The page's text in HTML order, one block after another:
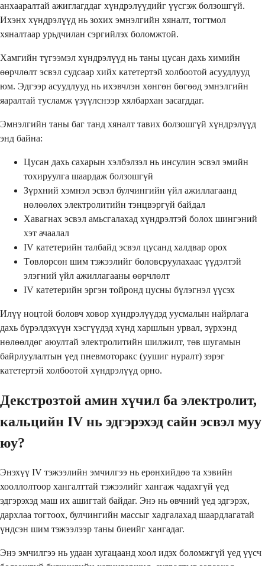
анхааралтай ажиглагддаг хүндрэлүүдийг үүсгэж болзошгүй.
Ихэнх хүндрэлүүд нь зохих эмнэлгийн хяналт, тогтмол
хяналтаар урьдчилан сэргийлэх боломжтой.
Хамгийн түгээмэл хүндрэлүүд нь таны цусан дахь химийн
өөрчлөлт эсвэл судсаар хийх катетертэй холбоотой асуудлууд
юм. Эдгээр асуудлууд нь ихэвчлэн хөнгөн бөгөөд эмнэлгийн
яаралтай тусламж үзүүлснээр хялбархан засагддаг.
Эмнэлгийн таны баг танд хяналт тавих болзошгүй хүндрэлүүд
энд байна:
Цусан дахь сахарын хэлбэлзэл нь инсулин эсвэл эмийн
тохируулга шаардаж болзошгүй
Зүрхний хэмнэл эсвэл булчингийн үйл ажиллагаанд
нөлөөлөх электролитийн тэнцвэргүй байдал
Хавагнах эсвэл амьсгалахад хүндрэлтэй болох шингэний
хэт ачаалал
IV катетерийн талбайд эсвэл цусанд халдвар орох
Төвлөрсөн шим тэжээлийг боловсруулахаас үүдэлтэй
элэгний үйл ажиллагааны өөрчлөлт
IV катетерийн эргэн тойронд цусны бүлэгнэл үүсэх
Илүү ноцтой боловч ховор хүндрэлүүдэд уусмалын найрлага
дахь бүрэлдэхүүн хэсгүүдэд хүнд харшлын урвал, зүрхэнд
нөлөөлдөг аюултай электролитийн шилжилт, төв шугамын
байрлуулалтын үед пневмоторакс (уушиг нуралт) зэрэг
катетертэй холбоотой хүндрэлүүд орно.
Декстрозтой амин хүчил ба электролит,
кальцийн IV нь эдгэрэхэд сайн эсвэл муу
юу?
Энэхүү IV тэжээлийн эмчилгээ нь ерөнхийдөө та хэвийн
хооллолтоор хангалттай тэжээлийг хангаж чадахгүй үед
эдгэрэхэд маш их ашигтай байдаг. Энэ нь өвчний үед эдгэрэх,
дархлаа тогтоох, булчингийн массыг хадгалахад шаардлагатай
үндсэн шим тэжээлээр таны биеийг хангадаг.
Энэ эмчилгээ нь удаан хугацаанд хоол идэх боломжгүй үед үүсч